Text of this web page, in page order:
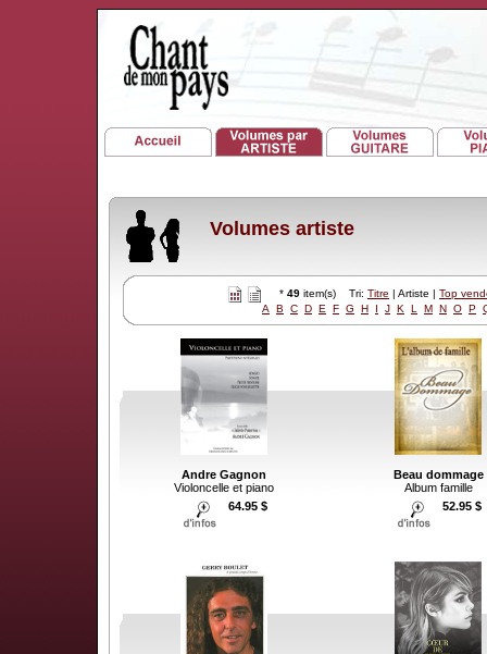
Volumes artiste
* 49 item(s) Tri: Titre | Artiste | Top
A
B C D E F G H I J K L M N O P
Andre Gagnon
Violoncelle et piano
64.95 $
Beau dommage
Album famille
52.95 $